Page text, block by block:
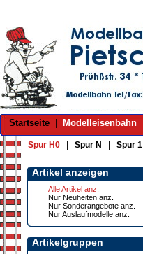
Startseite Modelleisenbahn
Spur H0 Spur N Spur 1
Artikel anzeigen
Alle Artikel anz.
Nur Neuheiten anz.
Nur Sonderangebote anz.
Nur Auslaufmodelle anz.
Artikelgruppen